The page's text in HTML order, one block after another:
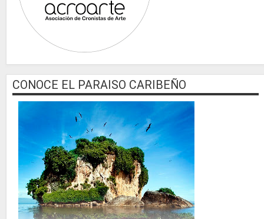
CONOCE EL PARAISO CARIBEÑO